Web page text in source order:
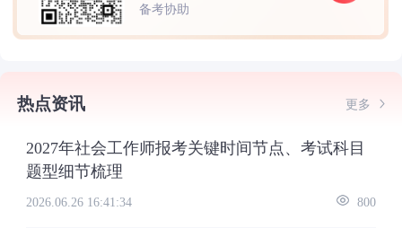
备考协助
热点资讯 更多
2027年社会工作师报考关键时间节点、考试科目
题型细节梳理
2026.06.26 16:41:34 800